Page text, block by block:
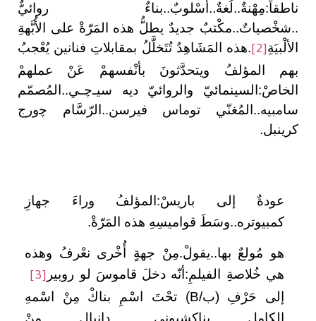
ناطقاً:مِهْنةٌ..لُغةٌ..أسْلوبٌ..بناءٌ روائيٌّ
..شخْصياتٌ..مكْتبٌ جديدٌ يطلُّ هذه المَرّةْ على الأُبَّهةِ
الألْبيَةِ [2] .هذه المَشَاهِدُ تُتَخلَّلُ بمقابلاتِ فنانين يُعْجبُ
بهم المؤلفُ ويتحدَّثونَ بأنْفسهمْ عَنْ عملهمْ
الخاصْ:السينمائيّ والروائيّ ديه سيـﭼـي..المُصمّم
سامبيه..المُغنّي توماس فيرسن..الرّسَّام ﭼورج
كرينبل.
عودةٌ إلى باريسْ:المؤلفُ وراءَ جهازِ
كمبيوتره..وسَطَ قواميسِهِ هذه المَرّةْ.
هو مُولعٌ بها..يقولْ.مِنْ جهةٍ أُخْرى نعْرفُ وهذه
هي خُلاصةِ الفيلمِ:أنّه دخلَ قاموسَ لو روبير [3]
إلى حَرْفِ (ب/B) تحْتَ اسْمِ بناكْ مِنْ اسْمهِ